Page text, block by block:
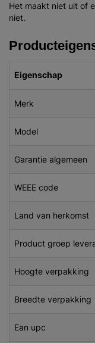
Het maakt niet uit of
niet.
Eigenschap
Merk
Model
Garantie algemeen
WEEE code
Land van herkomst
Product groep
Hoogte verpakking
Breedte verpakking
Ean upc